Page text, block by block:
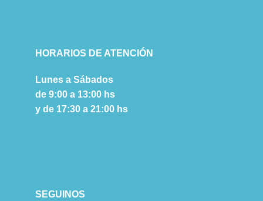
HORARIOS DE ATENCIÓN
Lunes a Sábados
de 9:00 a 13:00 hs
y de 17:30 a 21:00 hs
SEGUINOS